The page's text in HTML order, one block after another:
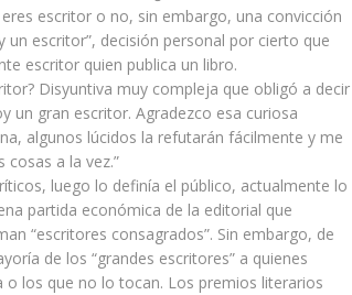
escritor o no, sin embargo, una convicción
escritor”, decisión personal por cierto que
escritor quien publica un libro.
Disyuntiva muy compleja que obligó a decir
un gran escritor. Agradezco esa curiosa
algunos lúcidos la refutarán fácilmente y me
a la vez.”
luego lo definía el público, actualmente lo
partida económica de la editorial que
“escritores consagrados”. Sin embargo, de
de los “grandes escritores” a quienes
o los que no lo tocan. Los premios literarios